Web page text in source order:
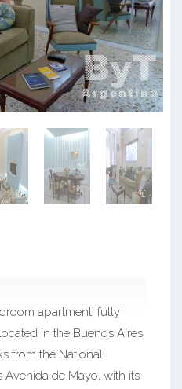
apartment, fully
in the Buenos Aires
from the National
Avenida de Mayo, with its